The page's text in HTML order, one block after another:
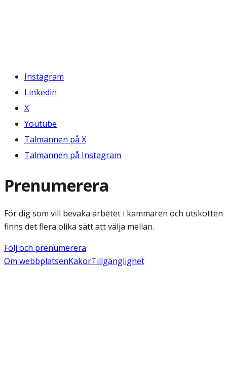
Instagram
Linkedin
X
Youtube
Talmannen på X
Talmannen på Instagram
Prenumerera
För dig som vill bevaka arbetet i kammaren och utskotten
finns det flera olika sätt att välja mellan.
Följ och prenumerera
Om webbplatsenKakorTillgänglighet